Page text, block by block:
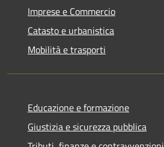
Imprese e Commercio
Catasto e urbanistica
Mobilità e trasporti
Educazione e formazione
Giustizia e sicurezza pubblica